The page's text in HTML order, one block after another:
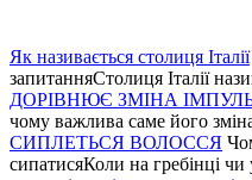
Як називається столиця Італії
запитанняСтолиця Італії
ДОРІВНЮЄ ЗМІНА
чому важлива саме його
СИПЛЕТЬСЯ ВОЛОССЯ
сипатисяКоли на гребінці чи